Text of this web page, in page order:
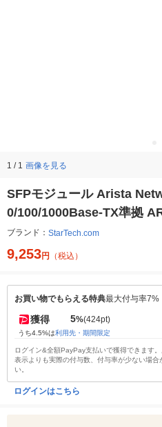
1 / 1 画像を見る
SFPモジュール Arista
0/100/1000Base-TX準拠
ブランド： StarTech.com
9,253円 （税込）
お買い物でもらえる特典最大付与率7%
獲得 5%(424pt)
うち4.5%は利用先・期間限定
ログイン&全額PayPay支払いで獲得できます
表示よりも実際の付与数、付与率が少ない場
い。
ログインはこちら